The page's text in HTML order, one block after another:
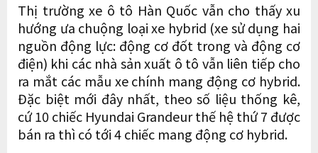
Thị trường xe ô tô Hàn Quốc vẫn cho thấy xu
hướng ưa chuộng loại xe hybrid (xe sử dụng hai
nguồn động lực: động cơ đốt trong và động cơ
điện) khi các nhà sản xuất ô tô vẫn liên tiếp cho
ra mắt các mẫu xe chính mang động cơ hybrid.
Đặc biệt mới đây nhất, theo số liệu thống kê,
cứ 10 chiếc Hyundai Grandeur thế hệ thứ 7 được
bán ra thì có tới 4 chiếc mang động cơ hybrid.